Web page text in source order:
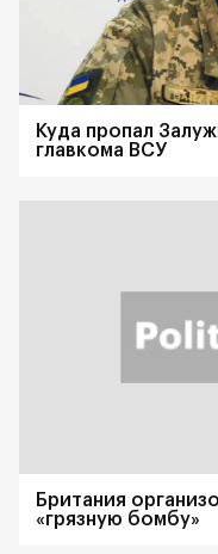
Куда пропал
главкома ВСУ
Британия
«грязную бомбу»